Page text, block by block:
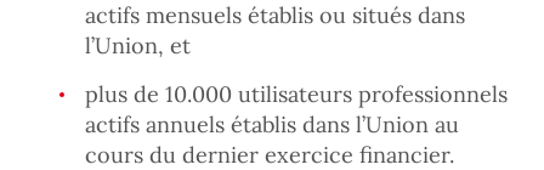
actifs mensuels établis ou situés dans
l’Union, et
plus de 10.000 utilisateurs professionnels
actifs annuels établis dans l’Union au
cours du dernier exercice financier.